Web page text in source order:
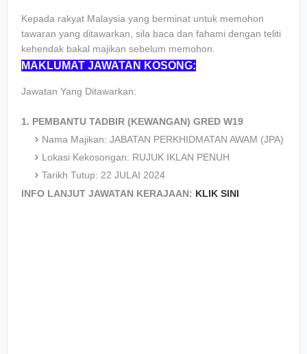
Kepada rakyat Malaysia yang berminat untuk memohon
tawaran yang ditawarkan, sila baca dan fahami dengan teliti
kehendak bakal majikan sebelum memohon.
MAKLUMAT JAWATAN KOSONG:
Jawatan Yang Ditawarkan:
1. PEMBANTU TADBIR (KEWANGAN) GRED W19
Nama Majikan: JABATAN PERKHIDMATAN AWAM (JPA)
Lokasi Kekosongan: RUJUK IKLAN PENUH
Tarikh Tutup: 22 JULAI 2024
INFO LANJUT JAWATAN KERAJAAN: KLIK SINI